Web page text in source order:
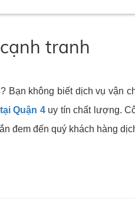
tranh
Bạn không biết dịch vụ vận
Quận 4uy tín chất lượng.
đem đến quý khách hàng